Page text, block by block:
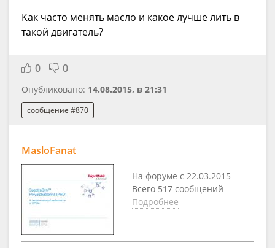
Как часто менять масло и какое лучше лить в
такой двигатель?
0 0
Опубликовано: 14.08.2015, в 21:31
сообщение #870
MasloFanat
На форуме с 22.03.2015
Всего 517 сообщений
Подробнее